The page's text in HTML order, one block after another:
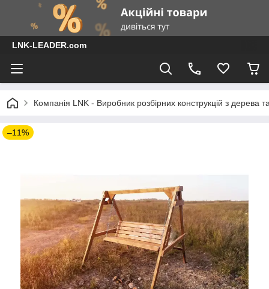
LNK-LEADER.com
Компанія LNK - Виробник розбірних конструкцій з дерева
–11%